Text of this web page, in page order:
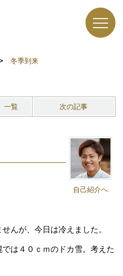
冬季到来
一覧 次の記事
自己紹介へ
んが、今日は冷えました。
は４０ｃｍのドカ雪。考えた